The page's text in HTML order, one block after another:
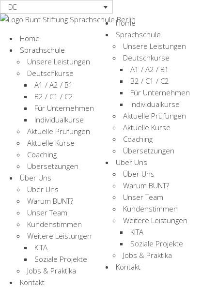
DE
Home
Sprachschule
Unsere Leistungen
Deutschkurse
A1 / A2 / B1
B2 / C1 / C2
Für Unternehmen
Individualkurse
Aktuelle Prüfungen
Aktuelle Kurse
Coaching
Übersetzungen
Über Uns
Über Uns
Warum BUNT?
Unser Team
Kundenstimmen
Weitere Leistungen
KITA
Soziale Projekte
Jobs & Praktika
Kontakt
Home
Sprachschule
Unsere Leistungen
Deutschkurse
A1 / A2 / B1
B2 / C1 / C2
Für Unternehmen
Individualkurse
Aktuelle Prüfungen
Aktuelle Kurse
Coaching
Übersetzungen
Über Uns
Über Uns
Warum BUNT?
Unser Team
Kundenstimmen
Weitere Leistungen
KITA
Soziale Projekte
Jobs & Praktika
Kontakt
Deutsch für Ihren
Unternehmenserfolg
Deutsch ist entscheidend für Ihre Mitarbeiter und Ihr
Business? Dann sind Sie hier richtig!